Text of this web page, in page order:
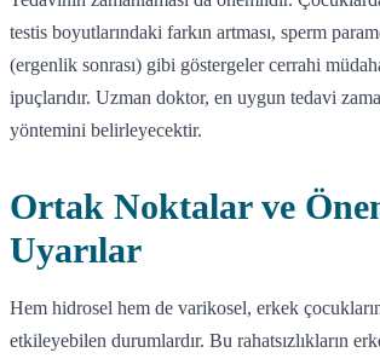
testis boyutlarındaki farkın artması, sperm
(ergenlik sonrası) gibi göstergeler cerrahi
ipuçlarıdır. Uzman doktor, en uygun tedavi
yöntemini belirleyecektir.
Ortak Noktalar ve
Uyarılar
Hem hidrosel hem de varikosel, erkek
etkileyebilen durumlardır. Bu rahatsızlıkların